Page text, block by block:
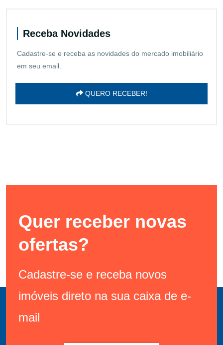
Receba Novidades
Cadastre-se e receba as novidades do mercado imobiliário
em seu email.
QUERO RECEBER!
Quer receber novas
ofertas?
Cadastre-se e receba novos
imóveis direto na sua caixa de e-
mail